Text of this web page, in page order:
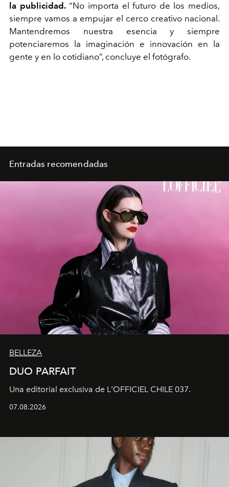
la publicidad.“No importa el futuro de los medios,
siempre vamos a empujar el cerco creativo nacional.
Mantendremos nuestra esencia y siempre
potenciaremos la imaginación e innovación en la
gente y en lo cotidiano”, concluye el fotógrafo.
Entradas recomendadas
BELLEZA
DUO PARFAIT
Una editorial exclusiva de L'OFFICIEL CHILE 037.
07.08.2026